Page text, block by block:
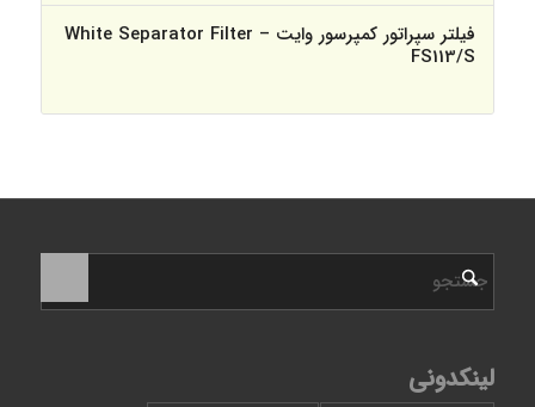
فیلتر سپراتور کمپرسور وایت – White Separator Filter
FS113/S
لینکدونی